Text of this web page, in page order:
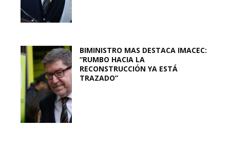
BIMINISTRO MAS DESTACA IMACEC:
“RUMBO HACIA LA
RECONSTRUCCIÓN YA ESTÁ
TRAZADO”